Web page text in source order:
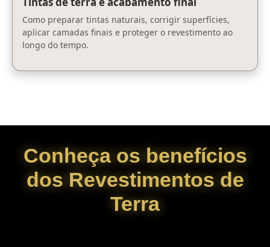
Como preparar tintas naturais, corrigir superfícies,
aplicar camadas finais e proteger o revestimento ao
longo do tempo.
Conheça os benefícios
dos Revestimentos de
Terra